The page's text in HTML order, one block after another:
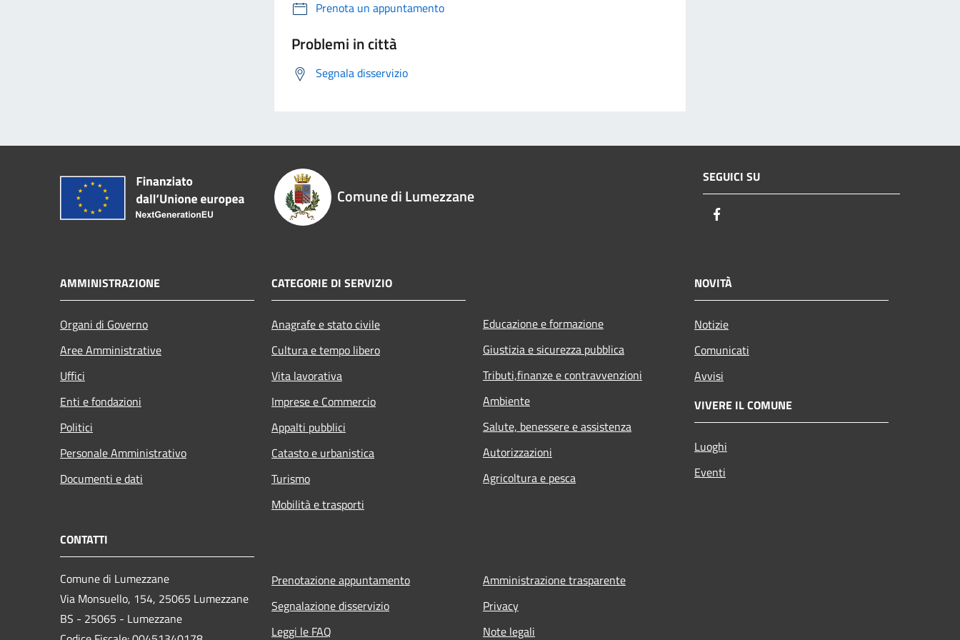
Prenota un appuntamento
Problemi in città
Segnala disservizio
Comune di Lumezzane
SEGUICI SU
AMMINISTRAZIONE
Organi di Governo
Aree Amministrative
Uffici
Enti e fondazioni
Politici
Personale Amministrativo
Documenti e dati
CATEGORIE DI SERVIZIO
Anagrafe e stato civile
Cultura e tempo libero
Vita lavorativa
Imprese e Commercio
Appalti pubblici
Catasto e urbanistica
Turismo
Mobilità e trasporti
Educazione e formazione
Giustizia e sicurezza pubblica
Tributi,finanze e contravvenzioni
Ambiente
Salute, benessere e assistenza
Autorizzazioni
Agricoltura e pesca
NOVITÀ
Notizie
Comunicati
Avvisi
VIVERE IL COMUNE
Luoghi
Eventi
CONTATTI
Comune di Lumezzane
Via Monsuello, 154, 25065 Lumezzane
BS - 25065 - Lumezzane
Prenotazione appuntamento
Segnalazione disservizio
Leggi le FAQ
Amministrazione trasparente
Privacy
Note legali